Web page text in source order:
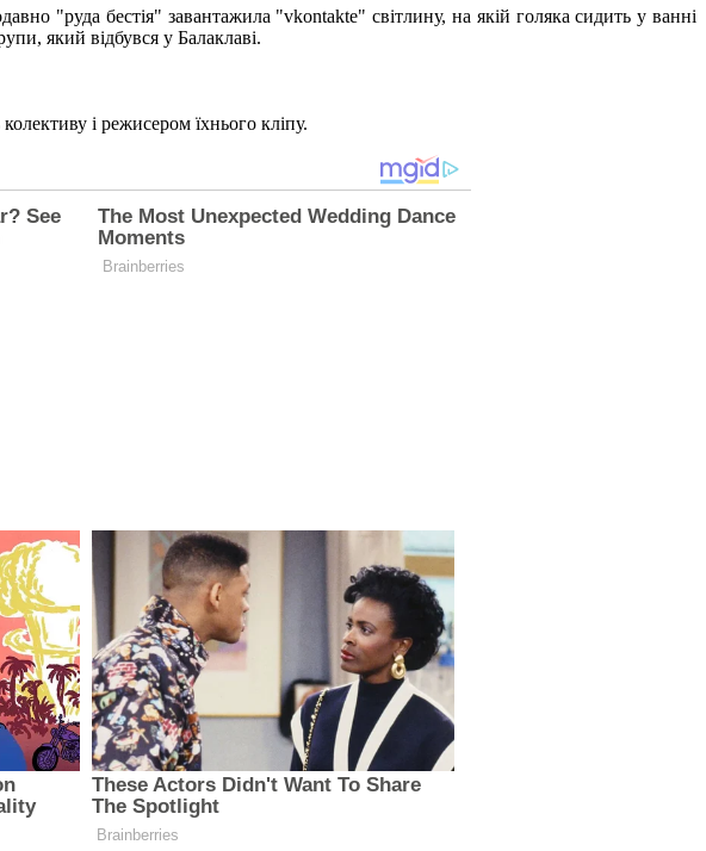
"руда бестія" завантажила "vkontakte" світлину, на якій голяка сидить у ванні
який відбувся у Балаклаві.
і режисером їхнього кліпу.